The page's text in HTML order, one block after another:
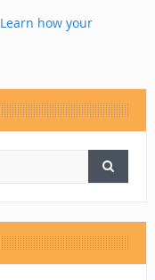
Learn how your